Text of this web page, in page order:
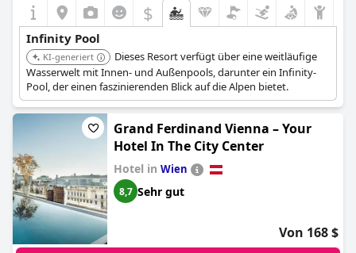
$
Infinity Pool
KI-generiert
Dieses Resort verfügt über eine weitläufige
Wasserwelt mit Innen- und Außenpools, darunter ein Infinity-
Pool, der einen faszinierenden Blick auf die Alpen bietet.
Grand Ferdinand Vienna – Your
Hotel In The City Center
Hotel in Wien
8,7 Sehr gut
Von 168 $